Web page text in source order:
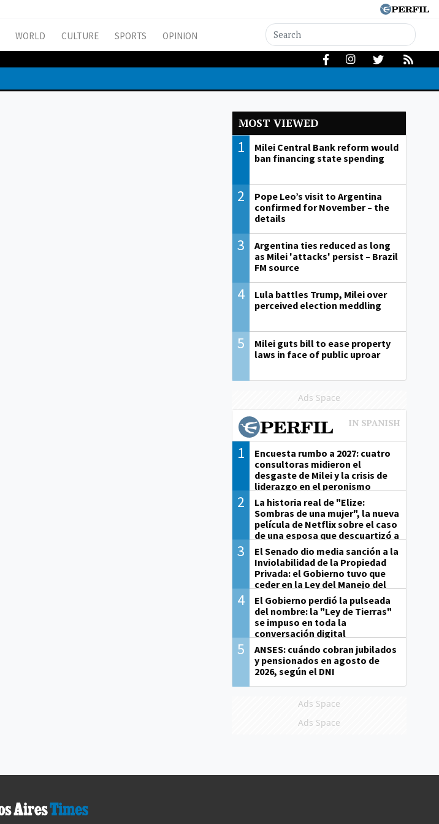
WORLD CULTURE SPORTS OPINION
MOST VIEWED
1
Milei Central Bank reform would
ban financing state spending
2
Pope Leo’s visit to Argentina
confirmed for November – the
details
3
Argentina ties reduced as long
as Milei 'attacks' persist – Brazil
FM source
4
Lula battles Trump, Milei over
perceived election meddling
5
Milei guts bill to ease property
laws in face of public uproar
Ads Space
1
Encuesta rumbo a 2027: cuatro
consultoras midieron el
desgaste de Milei y la crisis de
liderazgo en el peronismo
2
La historia real de "Elize:
Sombras de una mujer", la nueva
película de Netflix sobre el caso
de una esposa que descuartizó a
su marido
3
El Senado dio media sanción a la
Inviolabilidad de la Propiedad
Privada: el Gobierno tuvo que
ceder en la Ley del Manejo del
Fuego
4
El Gobierno perdió la pulseada
del nombre: la "Ley de Tierras"
se impuso en toda la
conversación digital
5
ANSES: cuándo cobran jubilados
y pensionados en agosto de
2026, según el DNI
Ads Space
Ads Space